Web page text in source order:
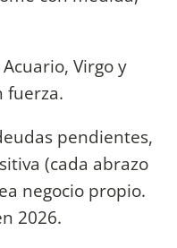
Virgo y
fuerza.
pendientes,
(cada abrazo
negocio propio.
2026.